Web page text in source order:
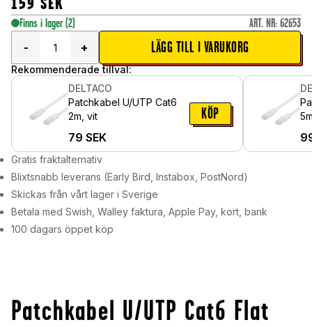
Finns i lager (2) ART. NR: 62653
-
+ LÄGG TILL I VARUKORG
Rekommenderade tillval:
DELTACO
Patchkabel U/UTP Cat6
2m, vit
79 SEK
KÖP
Gratis fraktalternativ
Blixtsnabb leverans (Early Bird, Instabox, PostNord)
Skickas från vårt lager i Sverige
Betala med Swish, Walley faktura, Apple Pay, kort, bank
100 dagars öppet köp
Patchkabel U/UTP Cat6 Flat